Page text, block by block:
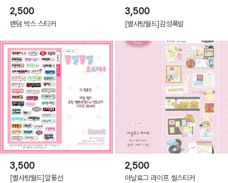
2,500
랜덤 박스 스티커
3,500
[별사탕월드]감성폭발
3,500
[별사탕월드]말풍선
2,500
아날로그 라이프 씰스티커